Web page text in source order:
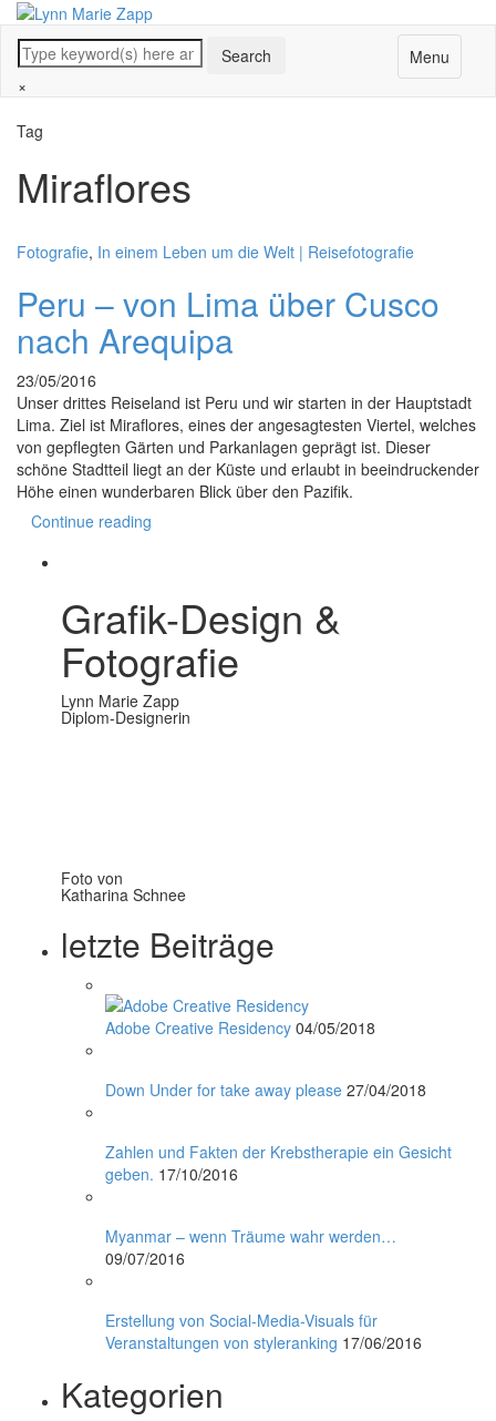
Menu
×
Tag
Miraflores
Fotografie, In einem Leben um die Welt | Reisefotografie
Peru – von Lima über Cusco
nach Arequipa
23/05/2016
Unser drittes Reiseland ist Peru und wir starten in der Hauptstadt
Lima. Ziel ist Miraflores, eines der angesagtesten Viertel, welches
von gepflegten Gärten und Parkanlagen geprägt ist. Dieser
schöne Stadtteil liegt an der Küste und erlaubt in beeindruckender
Höhe einen wunderbaren Blick über den Pazifik.
Continue reading
Grafik-Design &
Fotografie
Lynn Marie Zapp
Diplom-Designerin
Foto von
Katharina Schnee
letzte Beiträge
Adobe Creative Residency 04/05/2018
Down Under for take away please 27/04/2018
Zahlen und Fakten der Krebstherapie ein Gesicht
geben. 17/10/2016
Myanmar – wenn Träume wahr werden…
09/07/2016
Erstellung von Social-Media-Visuals für
Veranstaltungen von styleranking 17/06/2016
Kategorien